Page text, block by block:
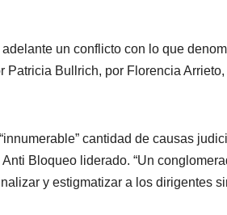
un conflicto con lo que
Patricia Bullrich, por Florencia
cantidad de causas
Bloqueo liderado. “Un
y estigmatizar a los dirigentes